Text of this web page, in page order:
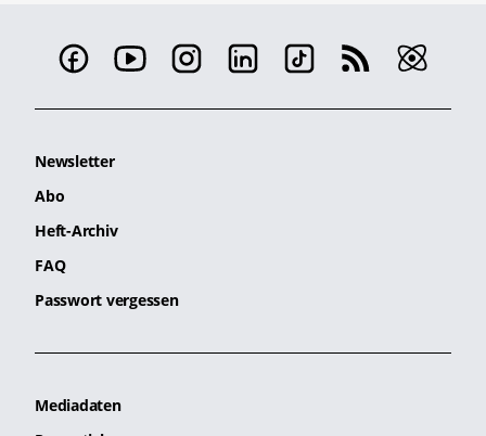
Newsletter
Abo
Heft-Archiv
FAQ
Passwort vergessen
Mediadaten